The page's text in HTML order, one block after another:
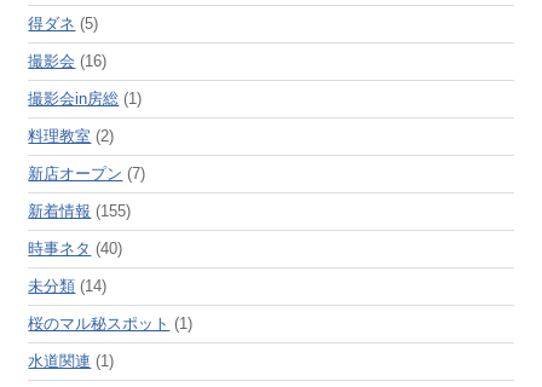
得ダネ (5)
撮影会 (16)
撮影会in房総 (1)
料理教室 (2)
新店オープン (7)
新着情報 (155)
時事ネタ (40)
未分類 (14)
桜のマル秘スポット (1)
水道関連 (1)